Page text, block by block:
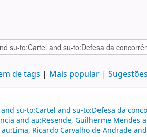
de tags Mais popular
su-to:Cartel and su-to:Defesa da
and au:Resende, Guilherme Mendes
Ricardo Carvalho de Andrade